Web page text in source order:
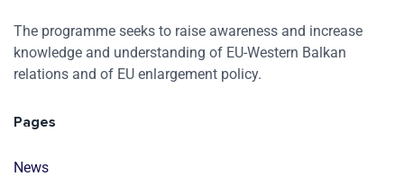
The programme seeks to raise awareness and increase
knowledge and understanding of EU-Western Balkan
relations and of EU enlargement policy.
Pages
News